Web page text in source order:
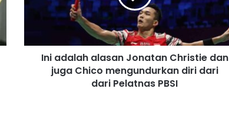
Ini adalah alasan Jonatan Christie dan
juga Chico mengundurkan diri dari
dari Pelatnas PBSI